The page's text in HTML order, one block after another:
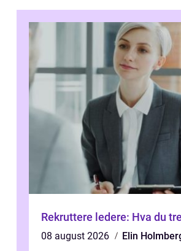
Rekruttere ledere: Hva du
08 august 2026
Elin